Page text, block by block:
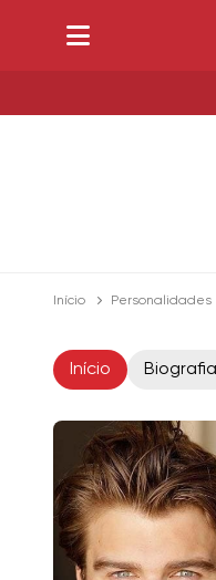
Início Personalidades
Início Biografia